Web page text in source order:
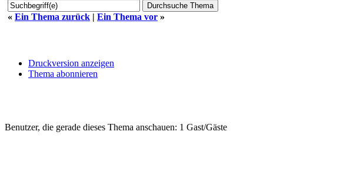
« Ein Thema zurück | Ein Thema vor »
Druckversion anzeigen
Thema abonnieren
Benutzer, die gerade dieses Thema anschauen: 1 Gast/Gäste